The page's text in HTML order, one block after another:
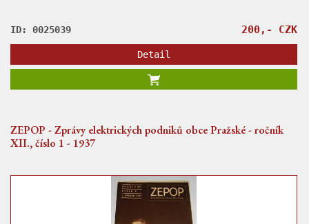
ID: 0025039 200,- CZK
Detail
ZEPOP - Zprávy elektrických podniků obce Pražské - ročník
XII., číslo 1 - 1937